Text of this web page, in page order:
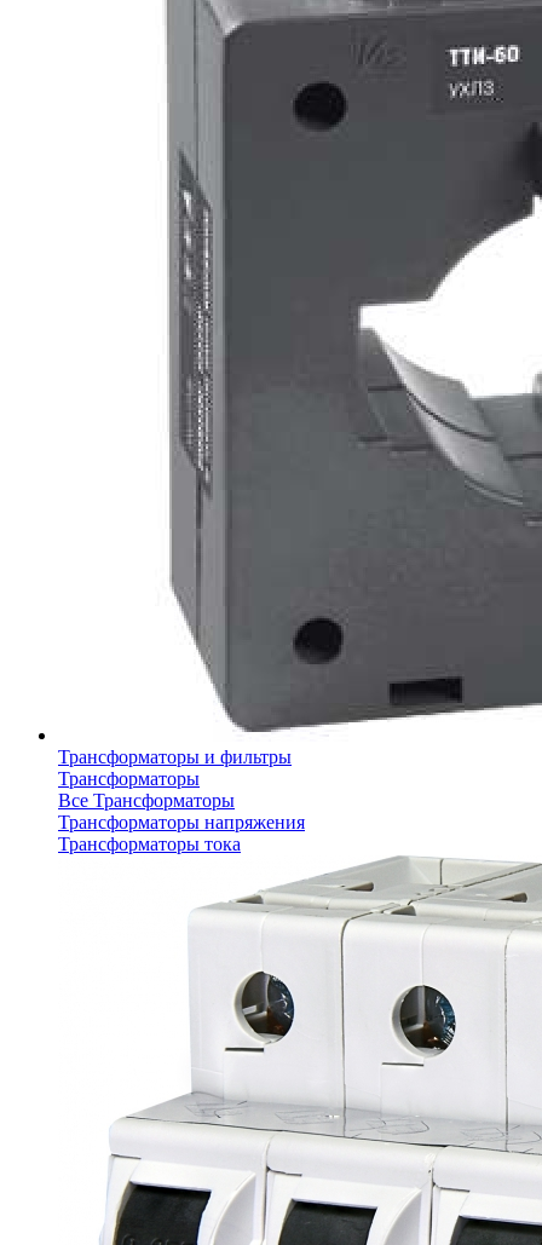
Трансформаторы и фильтры
Трансформаторы
Все Трансформаторы
Трансформаторы напряжения
Трансформаторы тока